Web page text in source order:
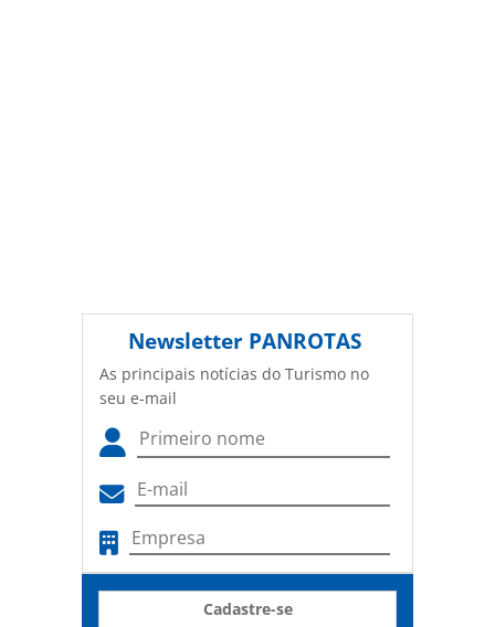
Newsletter PANROTAS
As principais notícias do Turismo no
seu e-mail
Cadastre-se